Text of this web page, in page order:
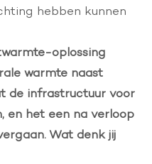
hebben kunnen
oplossing
warmte naast
de infrastructuur voor
en het een na verloop
Wat denk jij